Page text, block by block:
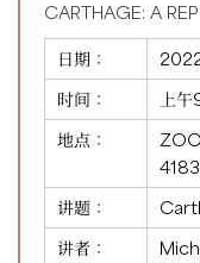
CARTHAGE: A
日期：
时间：
上
地点：
4183
讲题：
讲者：